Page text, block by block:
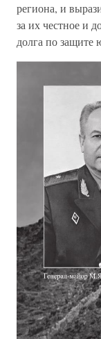
региона, и
за их честное и
долга по